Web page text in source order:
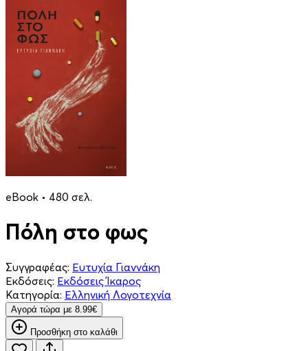
eBook • 480 σελ.
Πόλη στο φως
Συγγραφέας: Ευτυχία Γιαννάκη
Εκδόσεις: Εκδόσεις Ίκαρος
Κατηγορία: Ελληνική Λογοτεχνία
Aγορά τώρα με 8.99€
Προσθήκη στο καλάθι